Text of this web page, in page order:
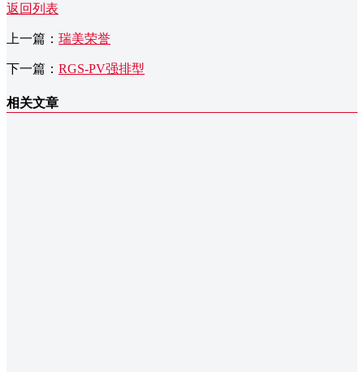
返回列表
上一篇： 瑞美荣誉
下一篇： RGS-PV强排型
相关文章